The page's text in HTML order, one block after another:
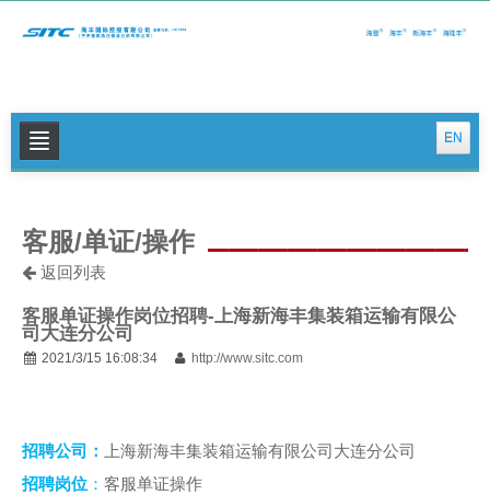
EN
公司新闻
集运特色服务
物流特色服务
投资者关系
联系我们
客服/单证/操作
返回列表
客服单证操作岗位招聘-上海新海丰集装箱运输有限公
司大连分公司
2021/3/15 16:08:34 http://www.sitc.com
招聘公司： 上海新海丰集装箱运输有限公司大连分公司
招聘岗位 ： 客服单证操作